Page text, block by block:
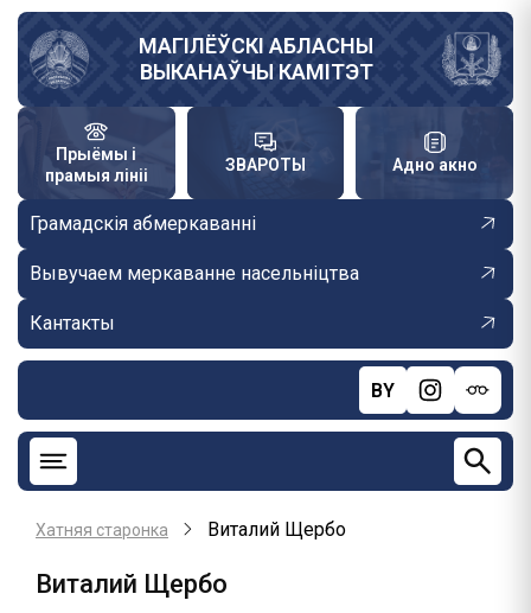
Skip
main
content
МАГІЛЁЎСКІ АБЛАСНЫ
ВЫКАНАЎЧЫ КАМІТЭТ
Прыёмы і
прамыя лініі
ЗВАРОТЫ Адно акно
Грамадскія абмеркаванні
Вывучаем меркаванне насельніцтва
Кантакты
BY
Хатняя старонка Виталий Щербо
Виталий Щербо